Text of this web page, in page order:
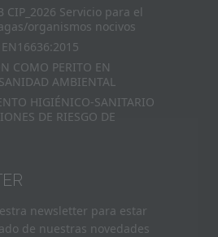
CIP_2026 Servicio para el
organismos nocivos
COMO PERITO EN
AMBIENTAL
HIGIÉNICO-SANITARIO
DE RIESGO DE
newsletter para estar
de nuestras novedades